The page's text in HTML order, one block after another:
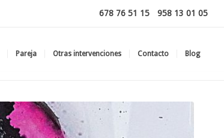
678 76 51 15 -958 13 01 05
Pareja Otras intervenciones Contacto Blog